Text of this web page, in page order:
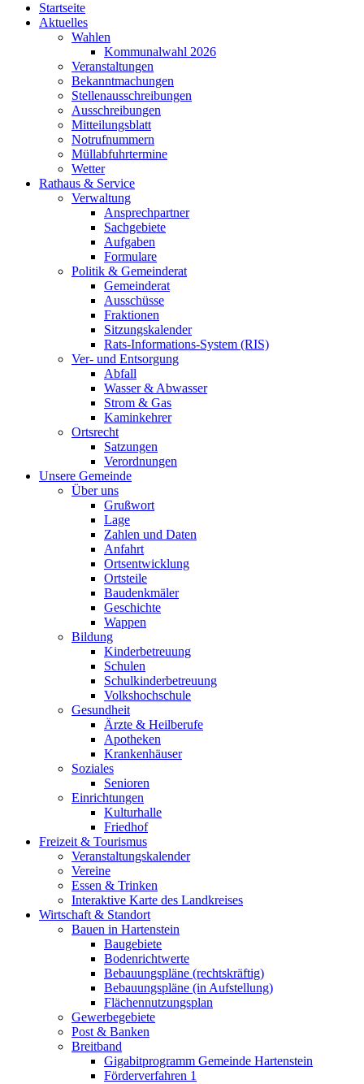
Startseite
Aktuelles
Wahlen
Kommunalwahl 2026
Veranstaltungen
Bekanntmachungen
Stellenausschreibungen
Ausschreibungen
Mitteilungsblatt
Notrufnummern
Müllabfuhrtermine
Wetter
Rathaus & Service
Verwaltung
Ansprechpartner
Sachgebiete
Aufgaben
Formulare
Politik & Gemeinderat
Gemeinderat
Ausschüsse
Fraktionen
Sitzungskalender
Rats-Informations-System (RIS)
Ver- und Entsorgung
Abfall
Wasser & Abwasser
Strom & Gas
Kaminkehrer
Ortsrecht
Satzungen
Verordnungen
Unsere Gemeinde
Über uns
Grußwort
Lage
Zahlen und Daten
Anfahrt
Ortsentwicklung
Ortsteile
Baudenkmäler
Geschichte
Wappen
Bildung
Kinderbetreuung
Schulen
Schulkinderbetreuung
Volkshochschule
Gesundheit
Ärzte & Heilberufe
Apotheken
Krankenhäuser
Soziales
Senioren
Einrichtungen
Kulturhalle
Friedhof
Freizeit & Tourismus
Veranstaltungskalender
Vereine
Essen & Trinken
Interaktive Karte des Landkreises
Wirtschaft & Standort
Bauen in Hartenstein
Baugebiete
Bodenrichtwerte
Bebauungspläne (rechtskräftig)
Bebauungspläne (in Aufstellung)
Flächennutzungsplan
Gewerbegebiete
Post & Banken
Breitband
Gigabitprogramm Gemeinde Hartenstein
Förderverfahren 1